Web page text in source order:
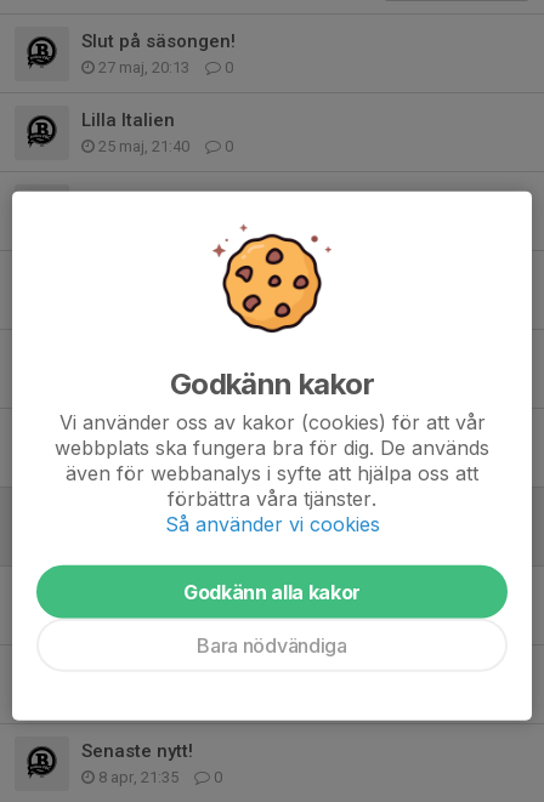
Slut på säsongen!
27 maj, 20:13 0
Lilla Italien
25 maj, 21:40 0
Inställd avslutning idag
0
9 maj, 15:22 0
Avslutning och träningar och påminnelse
28 apr, 19:52 0
Påminnelse!
16 apr, 19:50 1
Senaste nytt!
8 apr, 21:35 0
Godkänn kakor
Vi använder oss av kakor (cookies) för att vår
webbplats ska fungera bra för dig. De används
även för webbanalys i syfte att hjälpa oss att
förbättra våra tjänster.
Så använder vi cookies
Godkänn alla kakor
Bara nödvändiga